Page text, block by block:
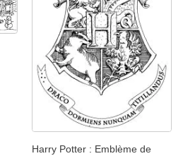
Harry Potter : Emblème de